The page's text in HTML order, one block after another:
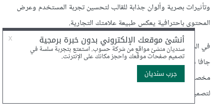
وتأثيرات بصرية وألوان جذابة للقالب لتحسين تجربة المستخدم وعرض
المحتوى باحترافية يعكس طبيعة علامتك التجارية.
في المقال التالي من السلسلة سنتعرف على الطريقة المثلى لإضافة أكواد
جافا سكريبت للقالب من أجل تحقيق ميزات إضافية مثل عرض محتوى
مخصص أو إضافة شرائح صور متحركة وإضافة المزيد من التخصيص
لتصميم قالب ووردبريس.